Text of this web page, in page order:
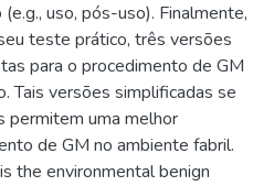
uso, pós-uso). Finalmente,
teste prático, três versões
para o procedimento de GM
Tais versões simplificadas se
permitem uma melhor
de GM no ambiente fabril.
the environmental benign